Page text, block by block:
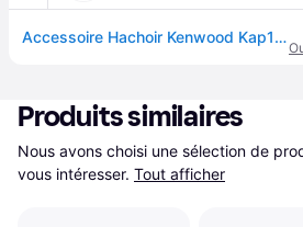
Accessoire Hachoir Kenwood Kap10 Mélangeur Planétaire En Verre Prospero+ Plus Kh
Produits similaires
Nous avons choisi une sélection de
vous intéresser. Tout afficher